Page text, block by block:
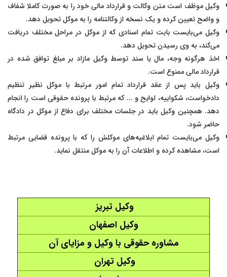
وکیل موظف است متن وکالت و قرارداد مالی خود را به صورت کاملا شفاف
و واضح تعیین کرده و یک نسخه از وکالتنامه را به موکل تحویل دهد.
وکیل می‌بایست بابت تمام اسنادی که از موکل در مراحل مختلف دریافت
می‌کند، به وی رسیدن تحویل دهد.
اخذ هرگونه وجه، مال یا سند توسط وکیل مازاد بر مبلغ توافق شده در
قرارداد مالی ممنوع است.
وکیل باید پس از عقد قرارداد تمام امور مرتبط با موکل نظیر تنظیم
دادخواست، شکواییه، لوایح و ... که مرتبط با پرونده حقوقی است را انجام
دهد. همچنین وکیل باید در جلسات مختلف برای دفاع از موکل در دادگاه
حاضر شود.
وکیل می‌بایست تمام ابلاغیه‌های موکلش را که با پرونده قضایی مرتبط
است، مشاهده کرده و اطلاعات آن را به موکل منتقل نماید.
وکیل تبریز
وکیل اصفهان
مشاوره حقوقی با وکیل و مزایای آن
وکیل تهران